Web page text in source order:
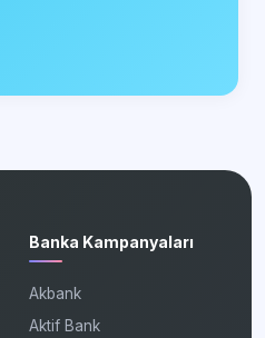
Banka Kampanyaları
Akbank
Aktif Bank